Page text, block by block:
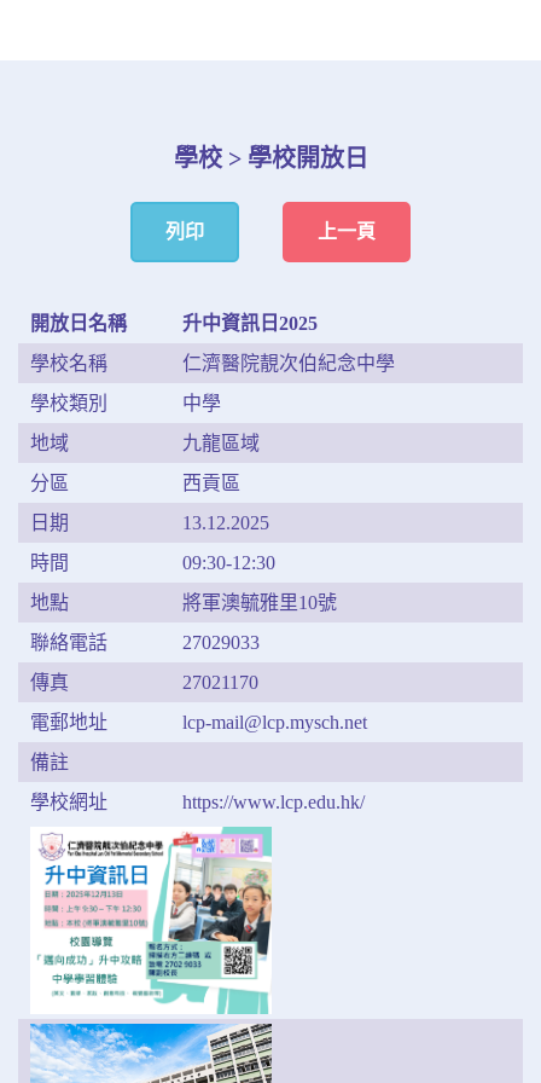
學校 > 學校開放日
列印 上一頁
開放日名稱
升中資訊日2025
學校名稱
仁濟醫院靚次伯紀念中學
學校類別
中學
地域
九龍區域
分區
西貢區
日期
13.12.2025
時間
09:30-12:30
地點
將軍澳毓雅里10號
聯絡電話
27029033
傳真
27021170
電郵地址
lcp-mail@lcp.mysch.net
備註
學校網址
https://www.lcp.edu.hk/